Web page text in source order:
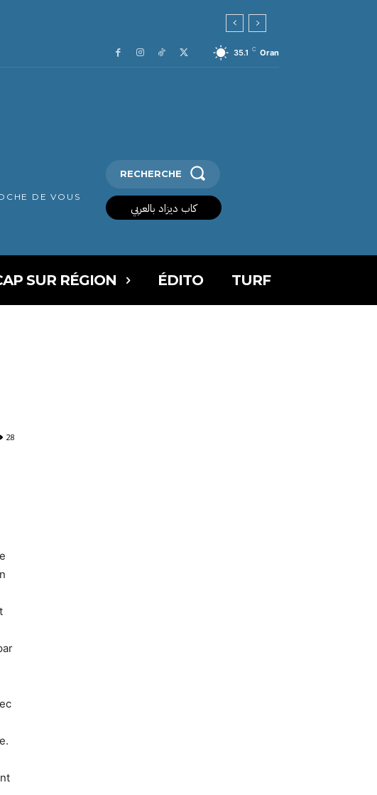
35.1 C Oran
DE VOUS
RECHERCHE
كاب ديزاد بالعربي
SUR RÉGION ÉDITO TURF
28